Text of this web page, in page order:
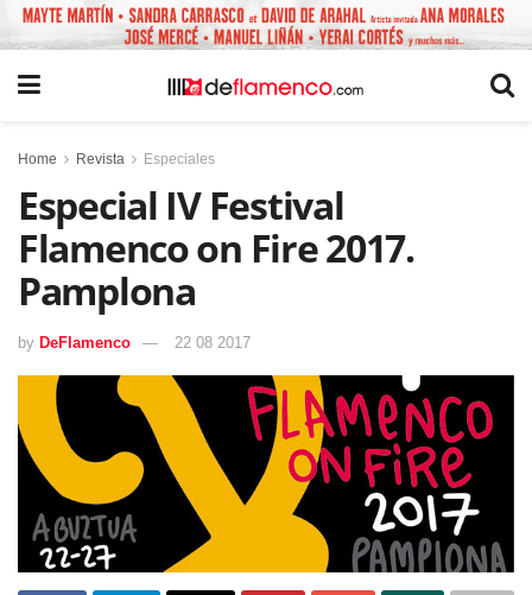
Home Revista Especiales
Especial IV Festival
Flamenco on Fire 2017.
Pamplona
by DeFlamenco 22 08 2017